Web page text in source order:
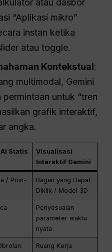
atau dasbor
“Aplikasi mikro”
instan ketika
atau toggle.
Kontekstual:
multimodal, Gemini
untuk “tren
grafik interaktif,
angka.
Statis
Visualisasi
Interaktif Gemini
/ Poin-
Bagan yang Dapat
Diklik / Model 3D
Penyesuaian
parameter waktu
nyata
Ruang Kerja